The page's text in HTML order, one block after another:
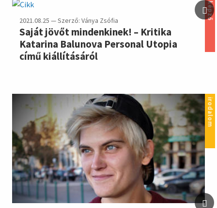
képző
2021.08.25 — Szerző: Ványa Zsófia
Saját jövőt mindenkinek! – Kritika
Katarina Balunova Personal Utopia
című kiállításáról
irodalom